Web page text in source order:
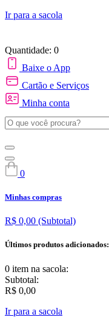
Ir para a sacola
Quantidade: 0
Baixe o App
Cartão e Serviços
Minha conta
0
Minhas compras
R$ 0,00 (Subtotal)
Últimos produtos adicionados:
0 item na sacola:
Subtotal:
R$ 0,00
Ir para a sacola